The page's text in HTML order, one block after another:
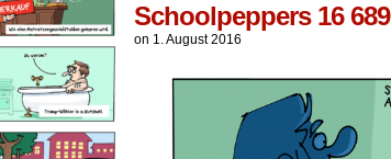
Schoolpeppers 16 689
on 1. August 2016